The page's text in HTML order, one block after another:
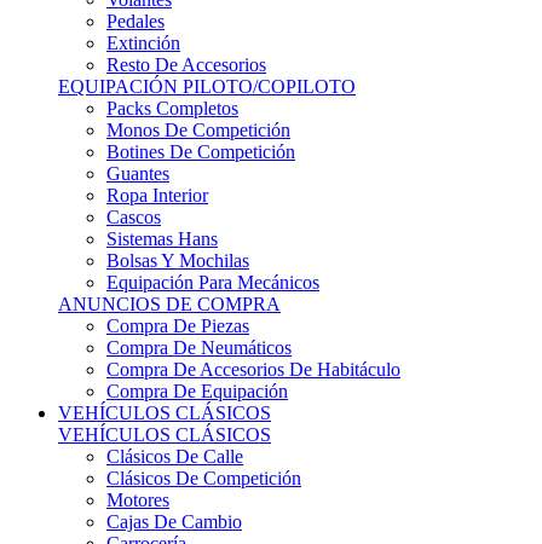
Pedales
Extinción
Resto De Accesorios
EQUIPACIÓN PILOTO/COPILOTO
Packs Completos
Monos De Competición
Botines De Competición
Guantes
Ropa Interior
Cascos
Sistemas Hans
Bolsas Y Mochilas
Equipación Para Mecánicos
ANUNCIOS DE COMPRA
Compra De Piezas
Compra De Neumáticos
Compra De Accesorios De Habitáculo
Compra De Equipación
VEHÍCULOS CLÁSICOS
VEHÍCULOS CLÁSICOS
Clásicos De Calle
Clásicos De Competición
Motores
Cajas De Cambio